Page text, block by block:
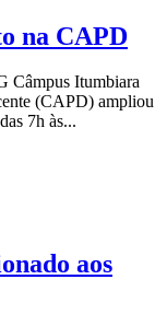
na CAPD
Câmpus Itumbiara
(CAPD) ampliou
7h às...
aos